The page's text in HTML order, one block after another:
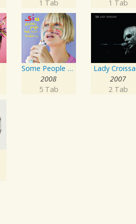
1 Tab 1 Tab
Some People Have REAL Problems
2008
5 Tab
Lady
2007
2 Tab